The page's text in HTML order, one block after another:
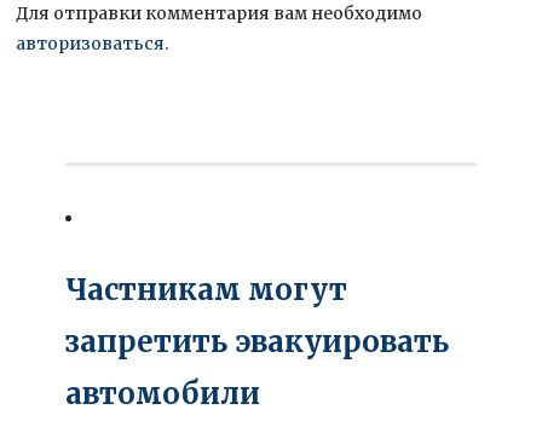
Для отправки комментария вам необходимо
авторизоваться.
Частникам могут
запретить эвакуировать
автомобили